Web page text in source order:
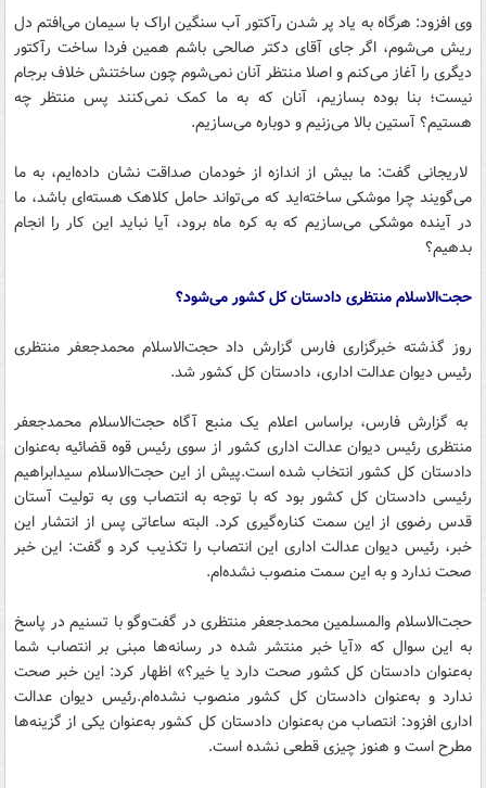
وی افزود: هرگاه به یاد پر شدن رآکتور آب سنگین اراک با سیمان می‌افتم دل
ریش می‌شوم،‌ اگر جای آقای دکتر صالحی باشم همین فردا ساخت رآکتور
دیگری را آغاز می‌کنم و اصلا منتظر آنان نمی‌شوم چون ساختنش خلاف برجام
نیست؛ بنا بوده بسازیم، آنان که به ما کمک نمی‌کنند پس منتظر چه
هستیم؟ آستین بالا می‌زنیم و دوباره می‌سازیم.
لاریجانی گفت: ما بیش از اندازه از خودمان صداقت نشان داده‌ایم، به ما
می‌گویند چرا موشکی ساخته‌اید که می‌تواند حامل کلاهک هسته‌ای باشد، ما
در آینده موشکی می‌سازیم که به کره ماه برود، آیا نباید این کار را انجام
بدهیم؟
حجت‌الاسلام منتظری دادستان کل کشور می‌شود؟
روز گذشته خبرگزاری فارس گزارش داد حجت‌الاسلام محمدجعفر منتظری
رئیس دیوان عدالت اداری، دادستان کل کشور شد.
به گزارش فارس، براساس اعلام یک منبع آگاه حجت‌الاسلام محمدجعفر
منتظری رئیس دیوان عدالت اداری کشور از سوی رئیس قوه قضائیه به‌عنوان
دادستان کل کشور انتخاب شده است.پیش از این حجت‌الاسلام سیدابراهیم
رئیسی دادستان کل کشور بود که با توجه به انتصاب وی به تولیت آستان
قدس رضوی از این سمت کناره‌گیری کرد. البته ساعاتی پس از انتشار این
خبر، رئیس دیوان عدالت اداری این انتصاب را تکذیب کرد و گفت: این خبر
صحت ندارد و به این سمت منصوب نشده‌ام.
حجت‌الاسلام والمسلمین محمدجعفر منتظری در گفت‌وگو با تسنیم در پاسخ
به این سوال که «آیا خبر منتشر شده در رسانه‌ها مبنی بر انتصاب شما
به‌عنوان دادستان کل کشور صحت دارد یا خیر؟» اظهار کرد: این خبر صحت
ندارد و به‌عنوان دادستان کل کشور منصوب نشده‌ام.رئیس دیوان عدالت
اداری افزود: انتصاب من به‌عنوان دادستان کل کشور به‌عنوان یکی از گزینه‌ها
مطرح است و هنوز چیزی قطعی نشده است.